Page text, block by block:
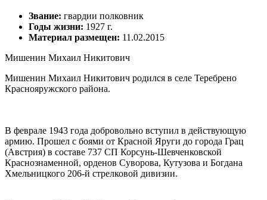
Звание: гвардии полковник
Годы жизни: 1927 г.
Материал размещен: 11.02.2015
Мишенин Михаил Никитович
Мишенин Михаил Никитович родился в селе Теребрено
Краснояружского района.
В феврале 1943 года добровольно вступил в действующую
армию. Прошел с боями от Красной Яруги до города Грац
(Австрия) в составе 737 СП Корсунь-Шевченковской
Краснознаменной, орденов Суворова, Кутузова и Богдана
Хмельницкого 206-й стрелковой дивизии.